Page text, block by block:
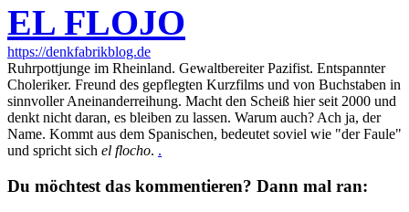
EL FLOJO
https://denkfabrikblog.de
Ruhrpottjunge im Rheinland. Gewaltbereiter Pazifist. Entspannter
Choleriker. Freund des gepflegten Kurzfilms und von Buchstaben in
sinnvoller Aneinanderreihung. Macht den Scheiß hier seit 2000 und
denkt nicht daran, es bleiben zu lassen. Warum auch? Ach ja, der
Name. Kommt aus dem Spanischen, bedeutet soviel wie "der Faule"
und spricht sich el flocho. .
Du möchtest das kommentieren? Dann mal ran: